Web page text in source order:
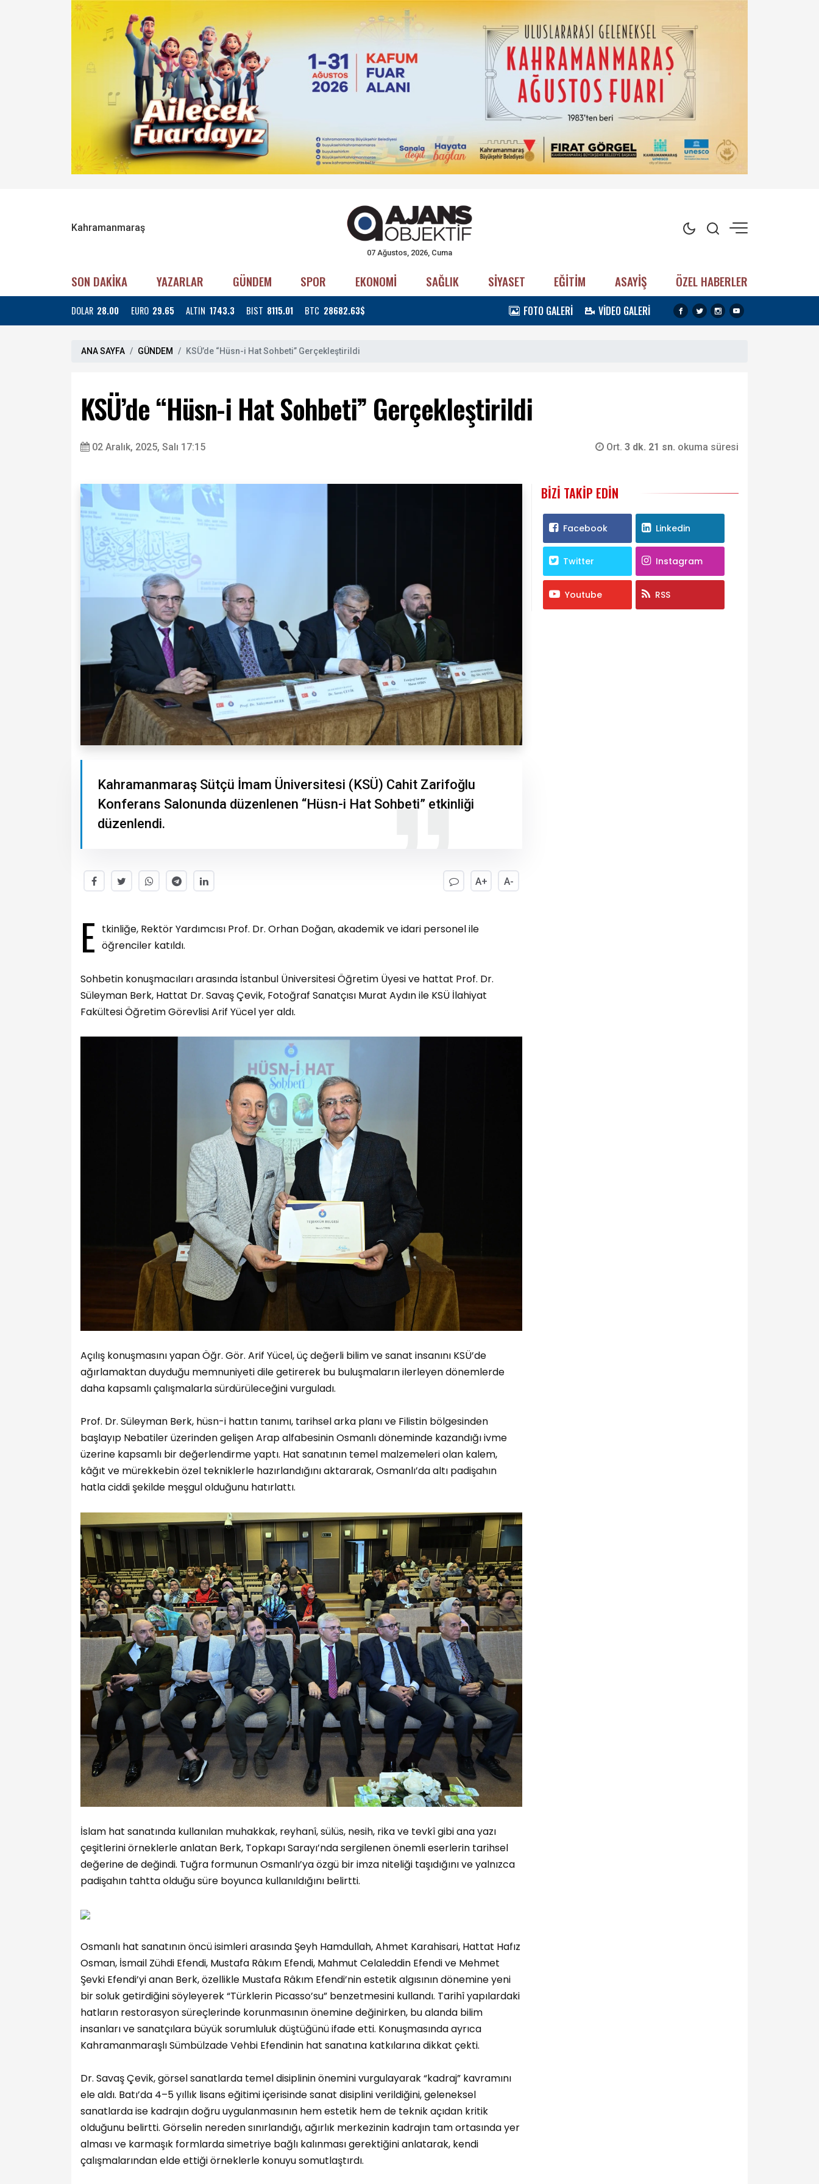
Kahramanmaraş
07 Ağustos, 2026, Cuma
SON DAKİKA YAZARLAR GÜNDEM SPOR EKONOMİ SAĞLIK SİYASET EĞİTİM ASAYİŞ ÖZEL HABERLER
DOLAR 28.00 EURO 29.65 ALTIN 1743.3 BIST 8115.01 BTC 28682.63$ FOTO GALERİ VİDEO GALERİ
ANA SAYFA GÜNDEM KSÜ’de “Hüsn-i Hat Sohbeti” Gerçekleştirildi
KSÜ’de “Hüsn-i Hat Sohbeti” Gerçekleştirildi
02 Aralık, 2025, Salı 17:15 Ort. 3 dk. 21 sn. okuma süresi
Kahramanmaraş Sütçü İmam Üniversitesi (KSÜ) Cahit Zarifoğlu
Konferans Salonunda düzenlenen “Hüsn-i Hat Sohbeti” etkinliği
düzenlendi.
A+ A-
E tkinliğe, Rektör Yardımcısı Prof. Dr. Orhan Doğan, akademik ve idari personel ile
öğrenciler katıldı.
Sohbetin konuşmacıları arasında İstanbul Üniversitesi Öğretim Üyesi ve hattat Prof. Dr.
Süleyman Berk, Hattat Dr. Savaş Çevik, Fotoğraf Sanatçısı Murat Aydın ile KSÜ İlahiyat
Fakültesi Öğretim Görevlisi Arif Yücel yer aldı.
Açılış konuşmasını yapan Öğr. Gör. Arif Yücel, üç değerli bilim ve sanat insanını KSÜ’de
ağırlamaktan duyduğu memnuniyeti dile getirerek bu buluşmaların ilerleyen dönemlerde
daha kapsamlı çalışmalarla sürdürüleceğini vurguladı.
Prof. Dr. Süleyman Berk, hüsn-i hattın tanımı, tarihsel arka planı ve Filistin bölgesinden
başlayıp Nebatiler üzerinden gelişen Arap alfabesinin Osmanlı döneminde kazandığı ivme
üzerine kapsamlı bir değerlendirme yaptı. Hat sanatının temel malzemeleri olan kalem,
kâğıt ve mürekkebin özel tekniklerle hazırlandığını aktararak, Osmanlı’da altı padişahın
hatla ciddi şekilde meşgul olduğunu hatırlattı.
İslam hat sanatında kullanılan muhakkak, reyhanî, sülüs, nesih, rika ve tevkî gibi ana yazı
çeşitlerini örneklerle anlatan Berk, Topkapı Sarayı’nda sergilenen önemli eserlerin tarihsel
değerine de değindi. Tuğra formunun Osmanlı’ya özgü bir imza niteliği taşıdığını ve yalnızca
padişahın tahtta olduğu süre boyunca kullanıldığını belirtti.
Osmanlı hat sanatının öncü isimleri arasında Şeyh Hamdullah, Ahmet Karahisari, Hattat Hafız
Osman, İsmail Zühdi Efendi, Mustafa Râkım Efendi, Mahmut Celaleddin Efendi ve Mehmet
Şevki Efendi’yi anan Berk, özellikle Mustafa Râkım Efendi’nin estetik algısının dönemine yeni
bir soluk getirdiğini söyleyerek “Türklerin Picasso’su” benzetmesini kullandı. Tarihî yapılardaki
hatların restorasyon süreçlerinde korunmasının önemine değinirken, bu alanda bilim
insanları ve sanatçılara büyük sorumluluk düştüğünü ifade etti. Konuşmasında ayrıca
Kahramanmaraşlı Sümbülzade Vehbi Efendinin hat sanatına katkılarına dikkat çekti.
Dr. Savaş Çevik, görsel sanatlarda temel disiplinin önemini vurgulayarak “kadraj” kavramını
ele aldı. Batı’da 4–5 yıllık lisans eğitimi içerisinde sanat disiplini verildiğini, geleneksel
sanatlarda ise kadrajın doğru uygulanmasının hem estetik hem de teknik açıdan kritik
olduğunu belirtti. Görselin nereden sınırlandığı, ağırlık merkezinin kadrajın tam ortasında yer
alması ve karmaşık formlarda simetriye bağlı kalınması gerektiğini anlatarak, kendi
çalışmalarından elde ettiği örneklerle konuyu somutlaştırdı.
BIZI TAKIP EDIN
Facebook Linkedin
Twitter Instagram
Youtube RSS